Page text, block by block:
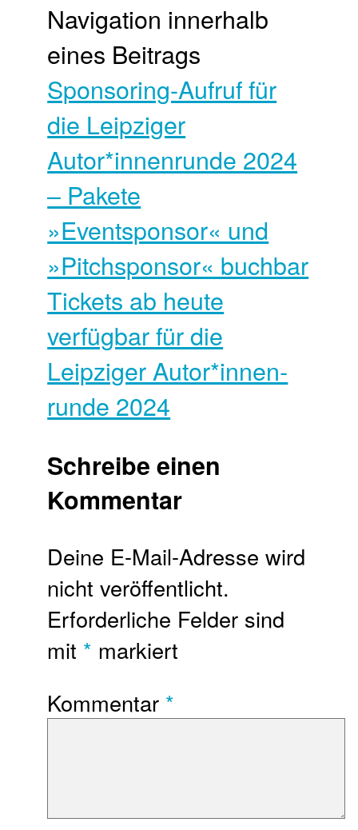
Navigation innerhalb
eines Beitrags
Sponsoring-Aufruf für
die Leipziger
Autor*innen­runde 2024
– Pakete
»Eventsponsor« und
»Pitchsponsor« buchbar
Tickets ab heute
verfügbar für die
Leipziger Autor*innen­
runde 2024
Schreibe einen
Kommentar
Deine E-Mail-Adresse wird
nicht veröffentlicht.
Erforderliche Felder sind
mit * markiert
Kommentar *